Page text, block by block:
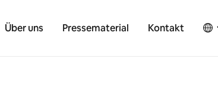
Über uns Pressematerial Kontakt